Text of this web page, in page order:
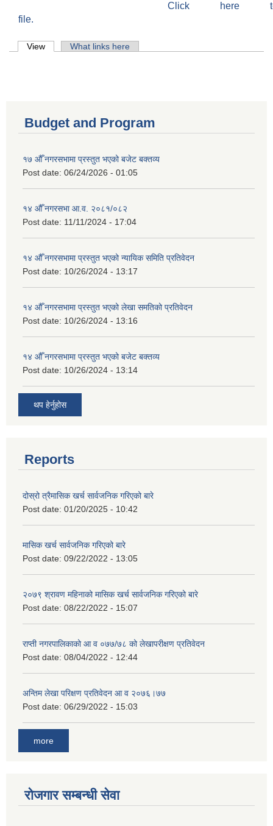
Click here
file.
Primary tabs
View (active tab)What links here
Budget and Program
१७ औँ नगरसभामा प्रस्तुत भएको बजेट बक्तव्य
Post date: 06/24/2026 - 01:05
१४ औँ नगरसभा आ.व. २०८१/०८२
Post date: 11/11/2024 - 17:04
१४ औँ नगरसभामा प्रस्तुत भएको न्यायिक समिति प्रतिवेदन
Post date: 10/26/2024 - 13:17
१४ औँ नगरसभामा प्रस्तुत भएको लेखा समतिको प्रतिवेदन
Post date: 10/26/2024 - 13:16
१४ औँ नगरसभामा प्रस्तुत भएको बजेट बक्तव्य
Post date: 10/26/2024 - 13:14
थप हेर्नुहोस
Reports
दोस्रो त्रैमासिक खर्च सार्वजनिक गरिएको बारे
Post date: 01/20/2025 - 10:42
मासिक खर्च सार्वजनिक गरिएको बारे
Post date: 09/22/2022 - 13:05
२०७९ श्रावण महिनाको मासिक खर्च सार्वजनिक गरिएको बारे
Post date: 08/22/2022 - 15:07
राप्ती नगरपालिकाको आ व ०७७/७८ को लेखापरीक्षण प्रतिवेदन
Post date: 08/04/2022 - 12:44
अन्तिम लेखा परिक्षण प्रतिवेदन आ व २०७६।७७
Post date: 06/29/2022 - 15:03
more
रोजगार सम्बन्धी सेवा